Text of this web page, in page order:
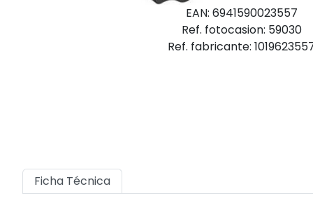
EAN: 6941590023557
Ref. fotocasion: 59030
Ref. fabricante:
Ficha Técnica